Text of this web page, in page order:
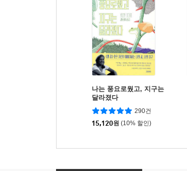
나는 풍요로웠고, 지구는
달라졌다
290건
15,120원 (10% 할인)